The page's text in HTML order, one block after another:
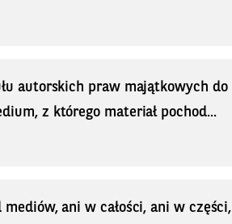
autorskich praw majątkowych do
z którego materiał pochod...
mediów, ani w całości, ani w części,